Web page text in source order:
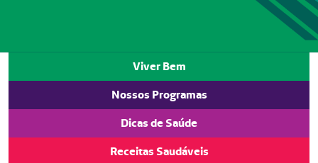
Viver Bem
Nossos Programas
Dicas de Saúde
Receitas Saudáveis